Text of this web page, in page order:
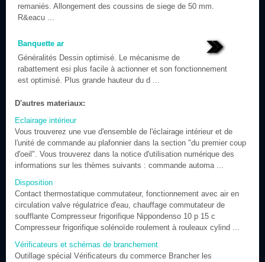
remaniés. Allongement des coussins de siege de 50 mm.
R&eacu ...
Banquette ar
Généralités Dessin optimisé. Le mécanisme de
rabattement esi plus facile à actionner et son fonctionnement
est optimisé. Plus grande hauteur du d ...
D'autres materiaux:
Eclairage intérieur
Vous trouverez une vue d'ensemble de l'éclairage intérieur et de
l'unité de commande au plafonnier dans la section "du premier coup
d'oeil". Vous trouverez dans la notice d'utilisation numérique des
informations sur les thèmes suivants : commande automa ...
Disposition
Contact thermostatique commutateur, fonctionnement avec air en
circulation valve régulatrice d'eau, chauffage commutateur de
soufflante Compresseur frigorifique Nippondenso 10 p 15 c
Compresseur frigorifique solénoïde roulement à rouleaux cylind ...
Vérificateurs et schémas de branchement
Outillage spécial Vérificateurs du commerce Brancher les